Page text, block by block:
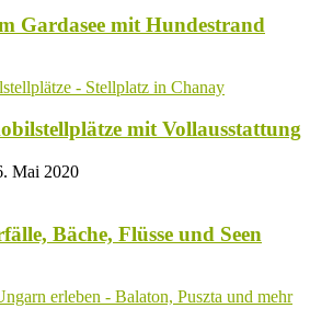
Gardasee mit Hundestrand
mit Vollausstattung
Mai 2020
Bäche, Flüsse und Seen